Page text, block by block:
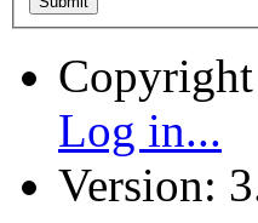
Log in...
Version: